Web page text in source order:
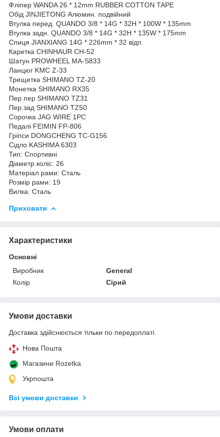
Фліпер WANDA 26 * 12mm RUBBER COTTON TAPE
Обід JINJIETONG Алюмин. подвійний
Втулка перед. QUANDO 3/8 * 14G * 32H * 100W * 135mm
Втулка задн. QUANDO 3/8 * 14G * 32H * 135W * 175mm
Спиця JIANXIANG 14G * 226mm * 32 відп.
Каретка CHINHAUR CH-52
Шатун PROWHEEL MA-S833
Ланцюг KMC Z-33
Трещетка SHIMANO TZ-20
Монетка SHIMANO RX35
Пер.пер SHIMANO TZ31
Пер.зад SHIMANO TZ50
Сорочка JAG WIRE 1PC
Педалі FEIMIN FP-806
Гріпси DONGCHENG TC-G156
Сідло KASHIMA 6303
Тип: Спортивні
Діаметр коліс: 26
Матеріал рами: Сталь
Розмір рами: 19
Вилка: Сталь
Приховати
Характеристики
Основні
Виробник
General
Колір
Сірий
Умови доставки
Доставка здійснюється тільки по передоплаті.
Нова Пошта
Магазини Rozetka
Укрпошта
Всі умови доставки
Умови оплати